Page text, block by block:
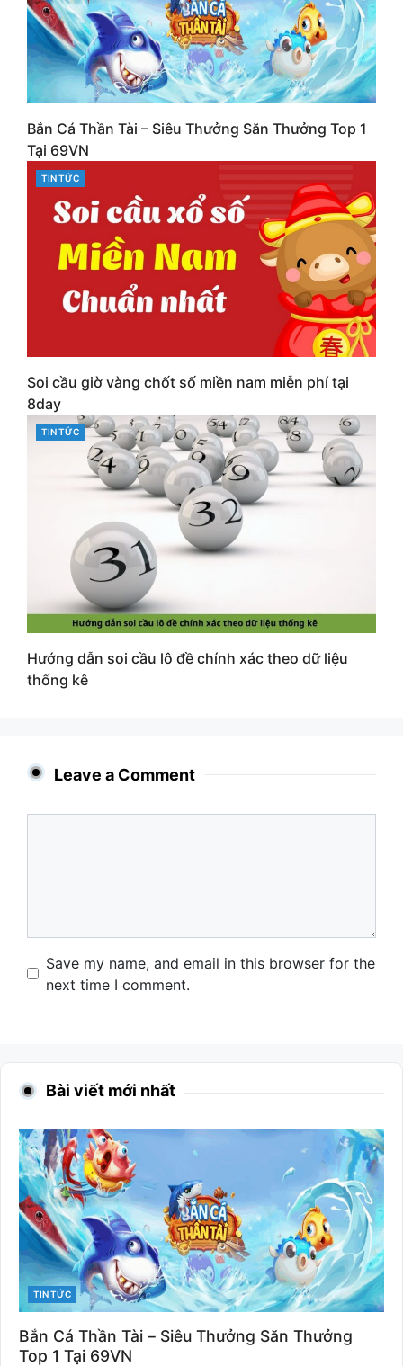
Bắn Cá Thần Tài – Siêu Thưởng Săn Thưởng Top 1
Tại 69VN
CATEGORIES
TIN TỨC
Soi cầu giờ vàng chốt số miền nam miễn phí tại
8day
CATEGORIES
TIN TỨC
Hướng dẫn soi cầu lô đề chính xác theo dữ liệu
thống kê
Leave a Comment
Name
Email
Website
Save my name, and email in this browser for the
next time I comment.
Bài viết mới nhất
CATEGORIES
TIN TỨC
Bắn Cá Thần Tài – Siêu Thưởng Săn Thưởng
Top 1 Tại 69VN